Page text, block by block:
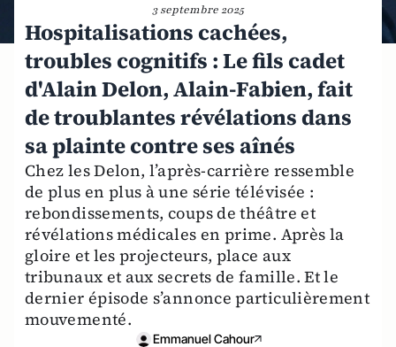
3 septembre 2025
Hospitalisations cachées,
troubles cognitifs : Le fils cadet
d'Alain Delon, Alain-Fabien, fait
de troublantes révélations dans
sa plainte contre ses aînés
Chez les Delon, l’après-carrière ressemble
de plus en plus à une série télévisée :
rebondissements, coups de théâtre et
révélations médicales en prime. Après la
gloire et les projecteurs, place aux
tribunaux et aux secrets de famille. Et le
dernier épisode s’annonce particulièrement
mouvementé.
Emmanuel Cahour